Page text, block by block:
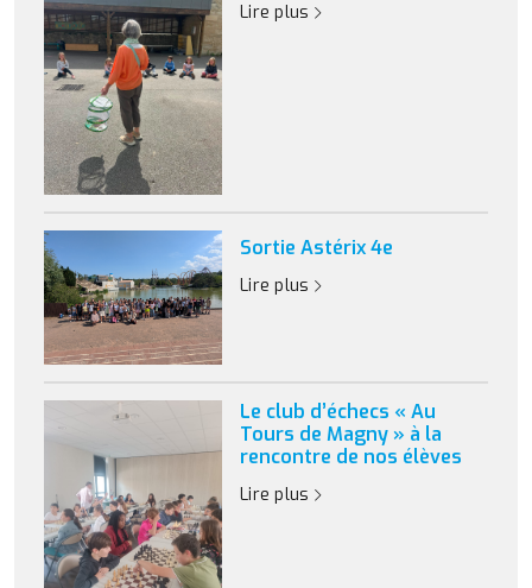
Lire plus
Sortie Astérix 4e
Lire plus
Le club d’échecs « Au
Tours de Magny » à la
rencontre de nos élèves
Lire plus